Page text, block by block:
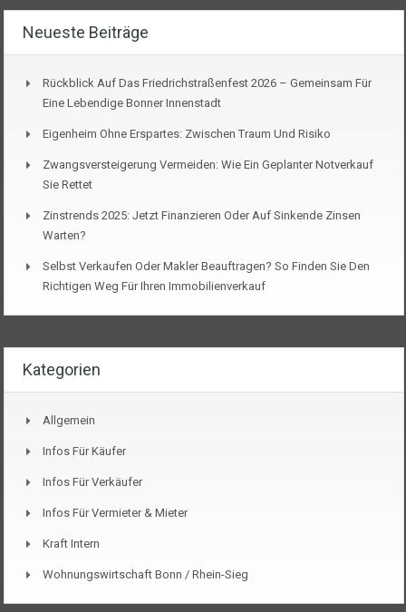
Neueste Beiträge
Rückblick Auf Das Friedrichstraßenfest 2026 – Gemeinsam Für
Eine Lebendige Bonner Innenstadt
Eigenheim Ohne Erspartes: Zwischen Traum Und Risiko
Zwangsversteigerung Vermeiden: Wie Ein Geplanter Notverkauf
Sie Rettet
Zinstrends 2025: Jetzt Finanzieren Oder Auf Sinkende Zinsen
Warten?
Selbst Verkaufen Oder Makler Beauftragen? So Finden Sie Den
Richtigen Weg Für Ihren Immobilienverkauf
Kategorien
Allgemein
Infos Für Käufer
Infos Für Verkäufer
Infos Für Vermieter & Mieter
Kraft Intern
Wohnungswirtschaft Bonn / Rhein-Sieg